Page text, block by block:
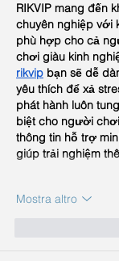
RIKVIP mang đến
chuyên nghiệp với
phù hợp cho cả
chơi giàu kinh
rikvip bạn sẽ dễ
yêu thích để xả
phát hành luôn
biệt cho người
thông tin hỗ trợ
giúp trải nghiệm
Mostra altro